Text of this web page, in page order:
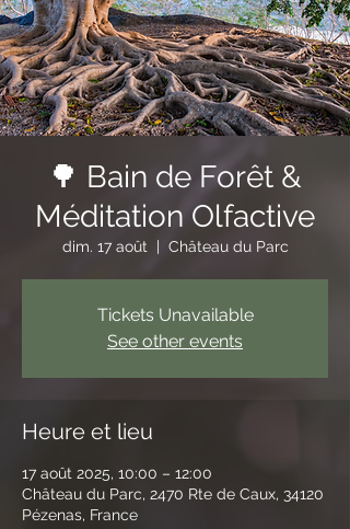
🌳 Bain de Forêt &
Méditation Olfactive
dim. 17 août
  |
Château du Parc
Tickets Unavailable
See other events
Heure et lieu
17 août 2025, 10:00 – 12:00
Château du Parc, 2470 Rte de Caux, 34120
Pézenas, France